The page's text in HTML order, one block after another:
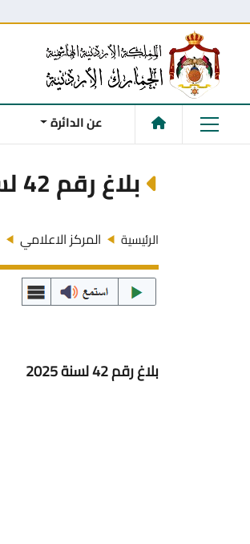
عن الدائرة
بلاغ رقم 42 لسنة 2025
الرئيسية المركز الاعلامي
بلاغ رقم 42 لسنة 2025